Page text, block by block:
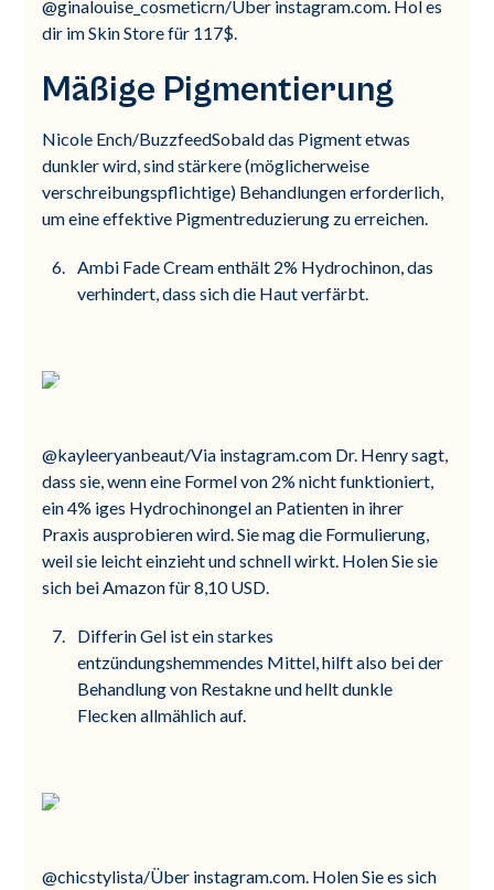
@ginalouise_cosmeticrn/Über instagram.com. Hol es
dir im Skin Store für 117$.
Mäßige Pigmentierung
Nicole Ench/BuzzfeedSobald das Pigment etwas
dunkler wird, sind stärkere (möglicherweise
verschreibungspflichtige) Behandlungen erforderlich,
um eine effektive Pigmentreduzierung zu erreichen.
Ambi Fade Cream enthält 2% Hydrochinon, das
verhindert, dass sich die Haut verfärbt.
@kayleeryanbeaut/Via instagram.com Dr. Henry sagt,
dass sie, wenn eine Formel von 2% nicht funktioniert,
ein 4% iges Hydrochinongel an Patienten in ihrer
Praxis ausprobieren wird. Sie mag die Formulierung,
weil sie leicht einzieht und schnell wirkt. Holen Sie sie
sich bei Amazon für 8,10 USD.
Differin Gel ist ein starkes
entzündungshemmendes Mittel, hilft also bei der
Behandlung von Restakne und hellt dunkle
Flecken allmählich auf.
@chicstylista/Über instagram.com. Holen Sie es sich